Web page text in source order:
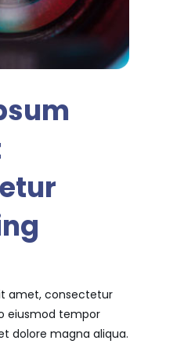
amet, consectetur
eiusmod tempor
dolore magna aliqua.